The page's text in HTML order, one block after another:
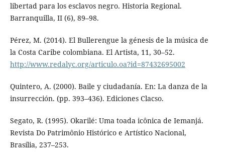
libertad para los esclavos negro. Historia Regional.
Barranquilla, II (6), 89–98.
Pérez, M. (2014). El Bullerengue la génesis de la música de
la Costa Caribe colombiana. El Artista, 11, 30–52.
http://www.redalyc.org/articulo.oa?id=87432695002
Quintero, A. (2000). Baile y ciudadanía. En: La danza de la
insurrección. (pp. 393–436). Ediciones Clacso.
Segato, R. (1995). Okarilé: Uma toada icônica de Iemanjá.
Revista Do Patrimônio Histórico e Artístico Nacional,
Brasília, 237–253.